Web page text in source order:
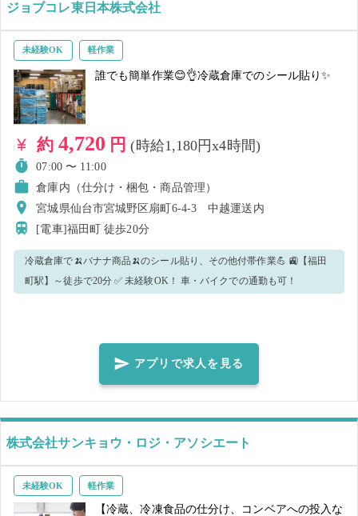
ジョブコレ東日本株式会社
未経験OK 軽作業
誰でも簡単作業😊👌冷蔵倉庫でのシール貼り✨
約 4,720 円(時給1,180円x4時間)
07:00 〜 11:00
倉庫内（仕分け・梱包・商品管理）
宮城県仙台市宮城野区扇町6-4-3 中越運送内
[電車]福田町徒歩20分
冷蔵倉庫で🍌バナナ商品🍌のシール貼り、その他付帯作業💪 🚉【福田
町駅】～徒歩で20分 ✅ 未経験OK！ 車・バイクでの通勤も可！
アプリで求人を見る
株式会社サンキョウ・ロジ・アソシエート
未経験OK 軽作業
【冷蔵、冷凍食品の仕分け、コンベアへの投入な